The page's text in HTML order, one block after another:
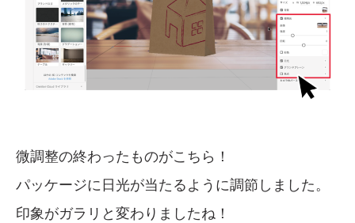
微調整の終わったものがこちら！
パッケージに日光が当たるように調節しました。
印象がガラリと変わりましたね！